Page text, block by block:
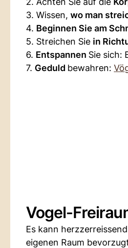
3. Wissen, wo man
4. Beginnen Sie am
5. Streichen Sie in
6. Entspannen Sie sich:
7. Geduld bewahren:
Vogel-
Es kann
eigenen Raum